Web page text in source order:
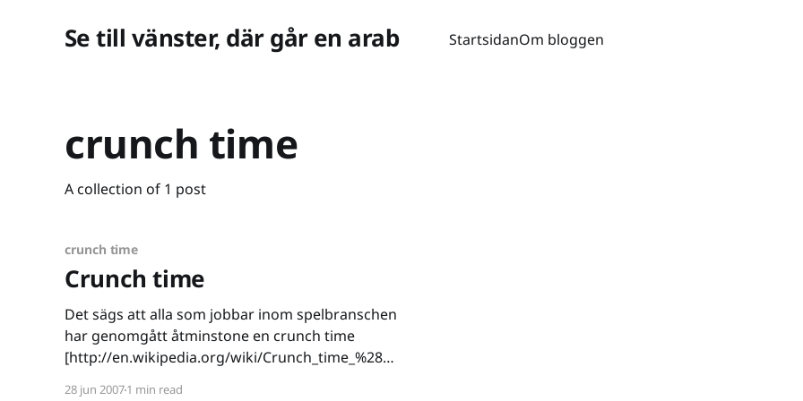
Se till vänster, där går en arab StartsidanOm bloggen
crunch time
A collection of 1 post
crunch time
Crunch time
Det sägs att alla som jobbar inom spelbranschen
har genomgått åtminstone en crunch time
[http://en.wikipedia.org/wiki/Crunch_time_%28ex
28 jun 20071 min read